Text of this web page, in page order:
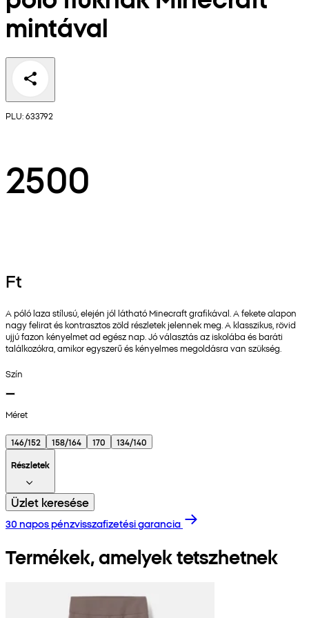
mintával
PLU: 633792
2500
Ft
A póló laza stílusú, elején jól látható Minecraft grafikával. A fekete alapon
nagy felirat és kontrasztos zöld részletek jelennek meg. A klasszikus, rövid
ujjú fazon kényelmet ad egész nap. Jó választás az iskolába és baráti
találkozókra, amikor egyszerű és kényelmes megoldásra van szükség.
Szín
Méret
146/152 158/164 170
134/140
Részletek
Üzlet keresése
30 napos pénzvisszafizetési garancia
Termékek, amelyek tetszhetnek